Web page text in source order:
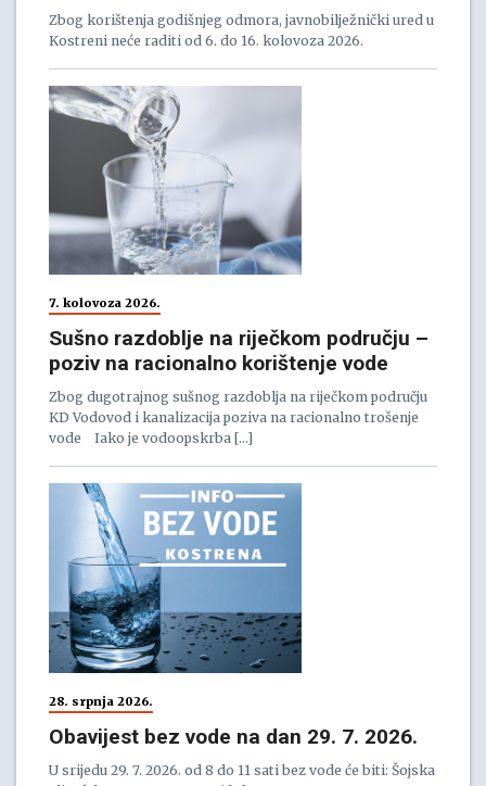
Zbog korištenja godišnjeg odmora, javnobilježnički ured u
Kostreni neće raditi od 6. do 16. kolovoza 2026.
7. kolovoza 2026.
Sušno razdoblje na riječkom području –
poziv na racionalno korištenje vode
Zbog dugotrajnog sušnog razdoblja na riječkom području
KD Vodovod i kanalizacija poziva na racionalno trošenje
vode Iako je vodoopskrba […]
28. srpnja 2026.
Obavijest bez vode na dan 29. 7. 2026.
U srijedu 29. 7. 2026. od 8 do 11 sati bez vode će biti: Šojska